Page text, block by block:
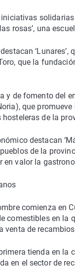
rosas’, una
que la
y de fomento del
que
de la
destacan
de la
en valor la
comienza en
comestibles en la
venta de
tienda en la
en el sector de